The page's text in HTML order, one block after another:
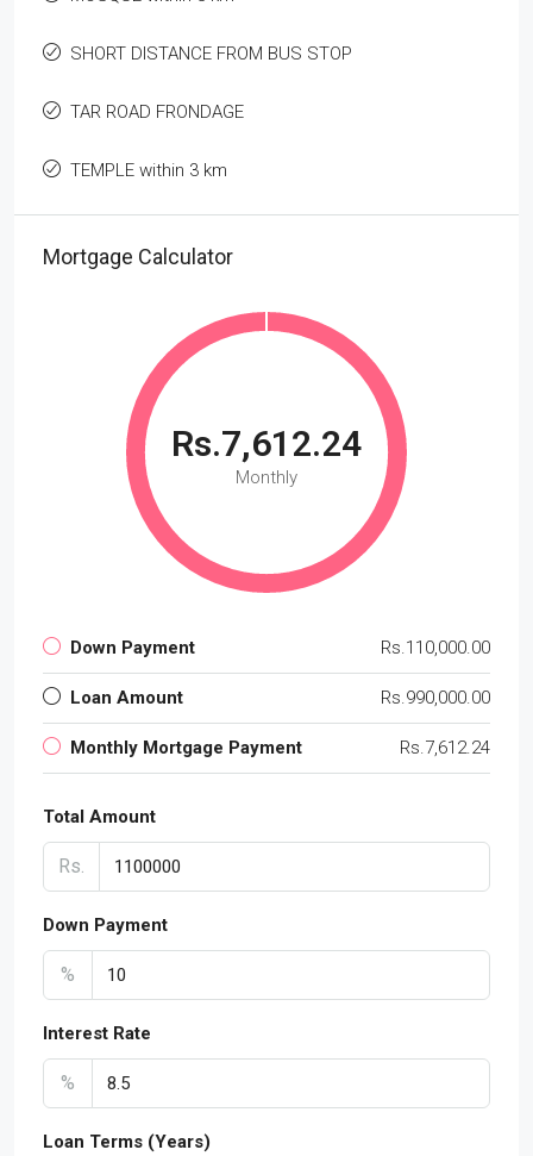
SHORT DISTANCE FROM BUS STOP
TAR ROAD FRONDAGE
TEMPLE within 3 km
Mortgage Calculator
Rs.7,612.24
Monthly
Down Payment Rs.110,000.00
Loan Amount Rs.990,000.00
Monthly Mortgage Payment Rs.7,612.24
Total Amount
Rs.
Down Payment
%
Interest Rate
%
Loan Terms (Years)